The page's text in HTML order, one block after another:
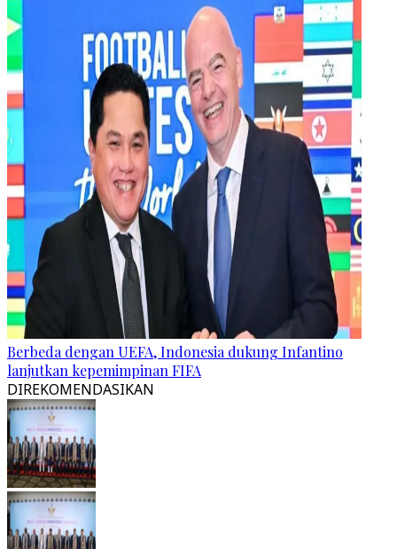
Berbeda dengan UEFA, Indonesia dukung Infantino
lanjutkan kepemimpinan FIFA
DIREKOMENDASIKAN